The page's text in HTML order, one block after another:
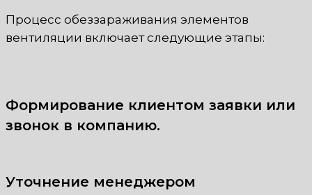
Процесс обеззараживания элементов
вентиляции включает следующие этапы:
Формирование клиентом заявки или
звонок в компанию.
Уточнение менеджером